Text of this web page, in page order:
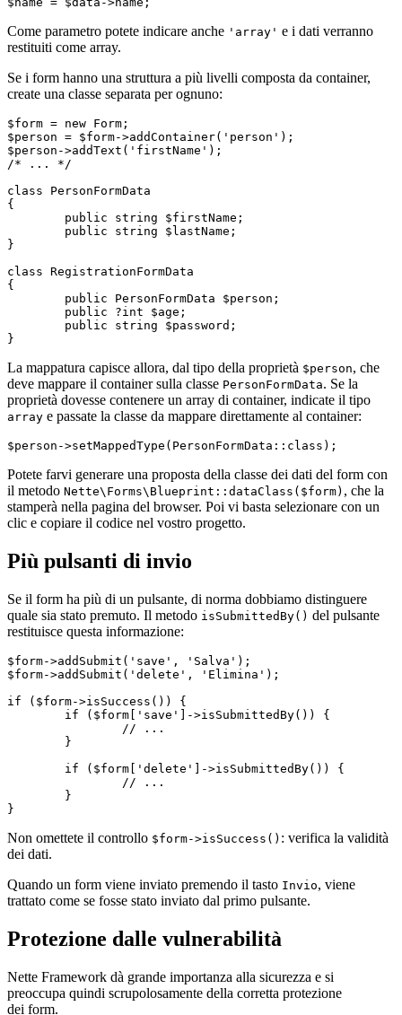
Come parametro potete indicare anche 'array' e i dati verranno
restituiti come array.
Se i form hanno una struttura a più livelli composta da container,
create una classe separata per ognuno:
$form = new Form;
$person = $form->addContainer('person');
$person->addText('firstName');
/* ... */
class PersonFormData
{
}
class RegistrationFormData
{
La mappatura capisce allora, dal tipo della proprietà $person, che
deve mappare il container sulla classe PersonFormData. Se la
proprietà dovesse contenere un array di container, indicate il tipo
array e passate la classe da mappare direttamente al container:
Potete farvi generare una proposta della classe dei dati del form con
il metodo Nette\Forms\Blueprint::dataClass($form) , che la
stamperà nella pagina del browser. Poi vi basta selezionare con un
clic e copiare il codice nel vostro progetto.
Più pulsanti di invio
Se il form ha più di un pulsante, di norma dobbiamo distinguere
quale sia stato premuto. Il metodo isSubmittedBy() del pulsante
restituisce questa informazione:
$form->addSubmit('save', 'Salva');
$form->addSubmit('delete', 'Elimina');
if ($form->isSuccess()) {
Non omettete il controllo $form->isSuccess() : verifica la validità
dei dati.
Quando un form viene inviato premendo il tasto Invio, viene
trattato come se fosse stato inviato dal primo pulsante.
Protezione dalle vulnerabilità
Nette Framework dà grande importanza alla sicurezza e si
preoccupa quindi scrupolosamente della corretta protezione
dei form.